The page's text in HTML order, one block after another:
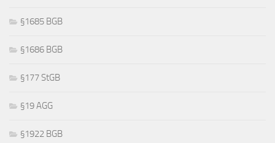
§1685 BGB
§1686 BGB
§177 StGB
§19 AGG
§1922 BGB